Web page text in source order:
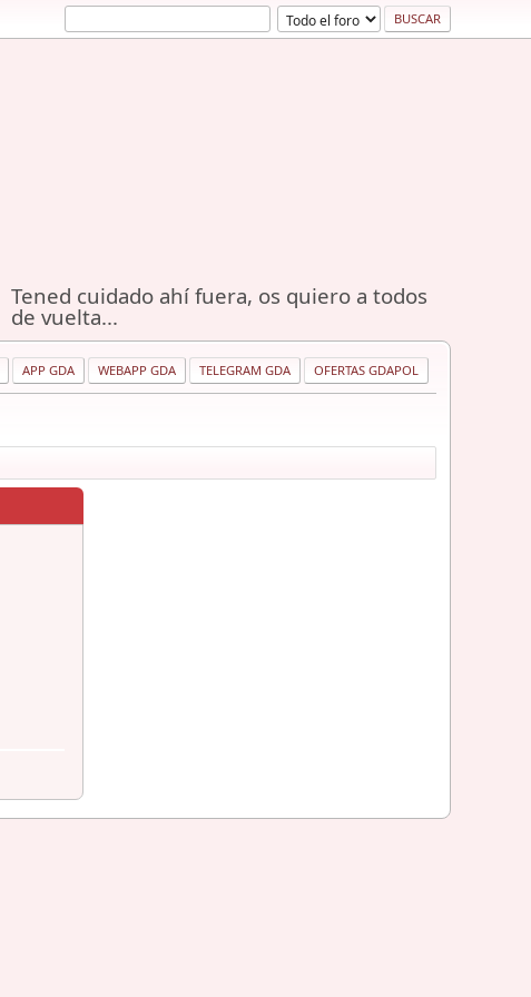
Tened cuidado ahí fuera, os quiero a todos
de vuelta...
APP GDA WEBAPP GDA TELEGRAM GDA OFERTAS GDAPOL